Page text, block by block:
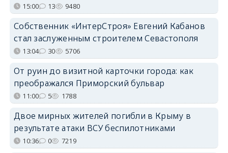
15:00 13 9480
Собственник «ИнтерСтроя» Евгений Кабанов
стал заслуженным строителем Севастополя
13:04 30 5706
От руин до визитной карточки города: как
преображался Приморский бульвар
11:00 5 1788
Двое мирных жителей погибли в Крыму в
результате атаки ВСУ беспилотниками
10:36 0 7219